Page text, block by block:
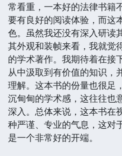
常看重，一本好的法律书籍
要有良好的阅读体验，而这
色。虽然我还没有深入研读
其外观和装帧来看，我就觉
的学术著作。我期待着在接
从中汲取到有价值的知识，
理解。这本书的份量也很足
沉甸甸的学术感，这往往也
深入。总体来说，这本书在
种严谨、专业的气息，这对
是一个非常好的开端。